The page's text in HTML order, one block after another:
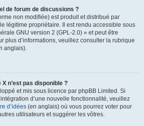
de forum de discussions ?
non modifiée) est produit et distribué par
légitime propriétaire. Il est rendu accessible sous
GNU version 2 (GPL-2.0) » et peut être
plus d’informations, veuillez consulter la rubrique
anglais).
n’est pas disponible ?
et mis sous licence par phpBB Limited. Si
d’une nouvelle fonctionnalité, veuillez
d’idées (en anglais) où vous pourrez voter pour
utilisateurs et suggérer les vôtres.